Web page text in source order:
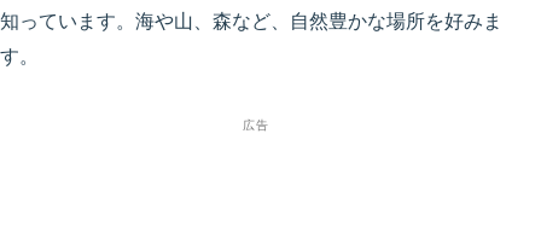
知っています。海や山、森など、自然豊かな場所を好みま
す。
広告